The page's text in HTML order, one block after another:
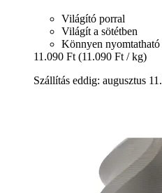
Világító porral
Világít a sötétben
Könnyen nyomtatható
11.090 Ft (11.090 Ft / kg)
Szállítás eddig: augusztus 11.